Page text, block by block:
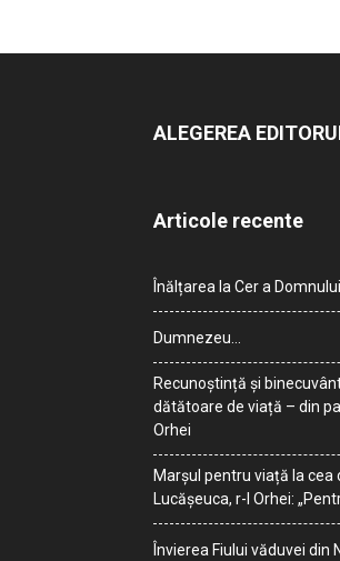
ALEGEREA
Articole recente
Înălțarea la Cer a
Dumnezeu…
Recunoștință și
dătătoare de viață – din
Orhei
Marșul pentru viață la cea
Lucășeuca, r-l Orhei:
Învierea Fiului văduvei din